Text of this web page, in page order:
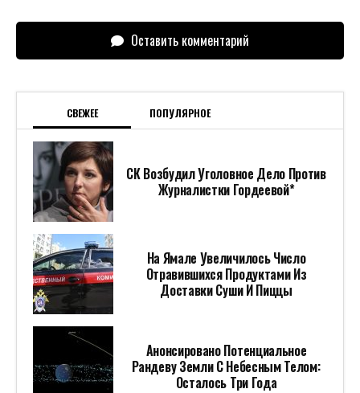
Оставить комментарий
СВЕЖЕЕ ПОПУЛЯРНОЕ
СК Возбудил Уголовное Дело Против
Журналистки Гордеевой*
На Ямале Увеличилось Число
Отравившихся Продуктами Из
Доставки Суши И Пиццы
Анонсировано Потенциальное
Рандеву Земли С Небесным Телом:
Осталось Три Года